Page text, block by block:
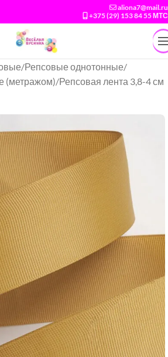
aliona7@mail.ru
+375 (29) 153 84 55 МТС
/Репсовые однотонные/
(метражом)/Репсовая лента 3,8-4 см
увеличить